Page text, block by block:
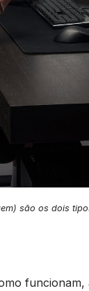
são os dois
funcionam,